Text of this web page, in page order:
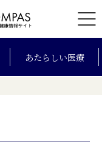
あたらしい医療